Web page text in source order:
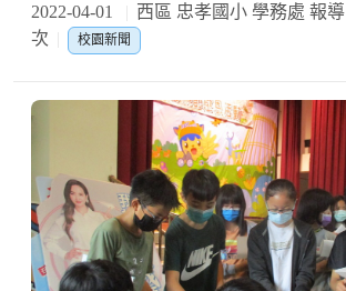
2022-04-01 西區 忠孝國小 學務處 報導
次
校園新聞